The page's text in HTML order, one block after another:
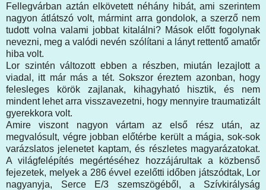
Fellegvárban aztán elkövetett néhány hibát, ami szerintem
nagyon átlátszó volt, mármint arra gondolok, a szerző nem
tudott volna valami jobbat kitalálni? Mások előtt fogolynak
nevezni, meg a valódi nevén szólítani a lányt rettentő amatőr
hiba volt.
Lor szintén változott ebben a részben, miután lezajlott a
viadal, itt már más a tét. Sokszor éreztem azonban, hogy
felesleges körök zajlanak, kihagyható hisztik, és nem
mindent lehet arra visszavezetni, hogy mennyire traumatizált
gyerekkora volt.
Amire viszont nagyon vártam az első rész után, az
megvalósult, végre jobban előtérbe került a mágia, sok-sok
varázslatos jelenetet kaptam, és részletes magyarázatokat.
A világfelépítés megértéséhez hozzájárultak a közbenső
fejezetek, melyek a 286 évvel ezelőtti időben játszódtak, Lor
nagyanyja, Serce E/3 szemszögéből, a Szívkirályság